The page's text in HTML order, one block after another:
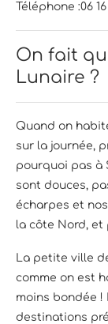
Téléphone :06
On fait
Lunaire ?
Quand on
sur la journée,
pourquoi pas à
sont douces,
écharpes et
la côte Nord, et
La petite ville
comme on est
moins bondée !
destinations